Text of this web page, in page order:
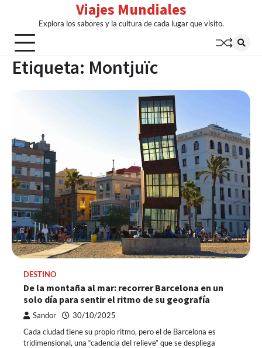
content
Viajes Mundiales
Explora los sabores y la cultura de cada lugar que visito.
Etiqueta: Montjuïc
DESTINO
De la montaña al mar: recorrer Barcelona en un
solo día para sentir el ritmo de su geografía
Sandor 30/10/2025
Cada ciudad tiene su propio ritmo, pero el de Barcelona es
tridimensional, una “cadencia del relieve” que se despliega